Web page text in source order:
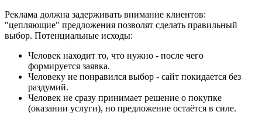
Реклама должна задерживать внимание клиентов:
"цепляющие" предложения позволят сделать правильный
выбор. Потенциальные исходы:
Человек находит то, что нужно - после чего
формируется заявка.
Человеку не понравился выбор - сайт покидается без
раздумий.
Человек не сразу принимает решение о покупке
(оказании услуги), но предложение остаётся в силе.